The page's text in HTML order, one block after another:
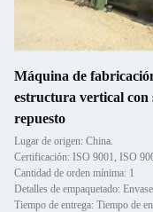
Máquina de
estructura vertical con
repuesto
Lugar de origen: China.
Certificación: ISO 9001, ISO
Cantidad de orden mínima: 1
Detalles de empaquetado: